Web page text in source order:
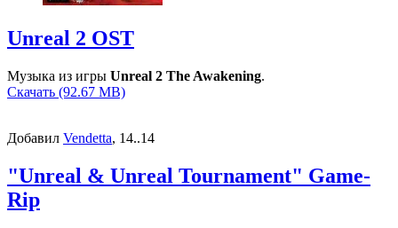
Unreal 2 OST
Музыка из игры Unreal 2 The Awakening.
Скачать (92.67 MB)
Добавил Vendetta, 14..14
"Unreal & Unreal Tournament" Game-
Rip